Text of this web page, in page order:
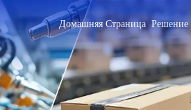
Домашняя Страница Решение